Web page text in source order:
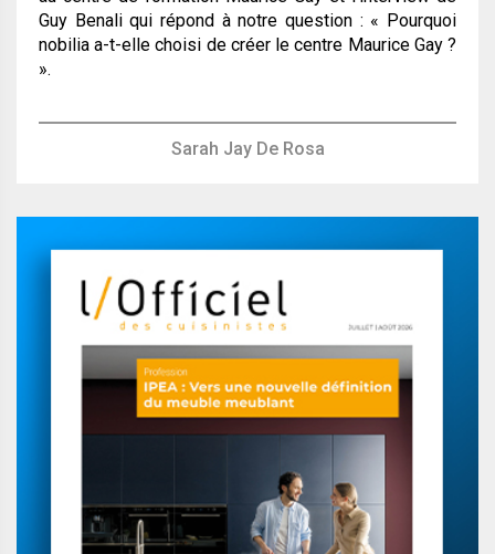
Guy Benali qui répond à notre question : « Pourquoi
nobilia a-t-elle choisi de créer le centre Maurice Gay ?
».
Sarah Jay De Rosa